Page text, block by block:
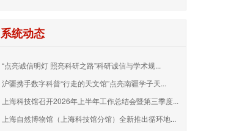
系统动态
“点亮诚信明灯 照亮科研之路”科研诚信与学术规...
沪疆携手数字科普“行走的天文馆”点亮南疆学子天...
上海科技馆召开2026年上半年工作总结会暨第三季度...
上海自然博物馆（上海科技馆分馆）全新推出循环地...